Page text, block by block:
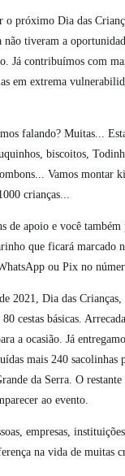
o próximo Dia das
não tiveram a
Já contribuímos com
em extrema
falando? Muitas...
biscoitos,
Vamos montar
crianças...
de apoio e você
que ficará marcado
ou Pix no
2021, Dia das
80 cestas básicas.
a ocasião. Já
mais 240 sacolinhas
da Serra. O
ao evento.
empresas,
na vida de muitas